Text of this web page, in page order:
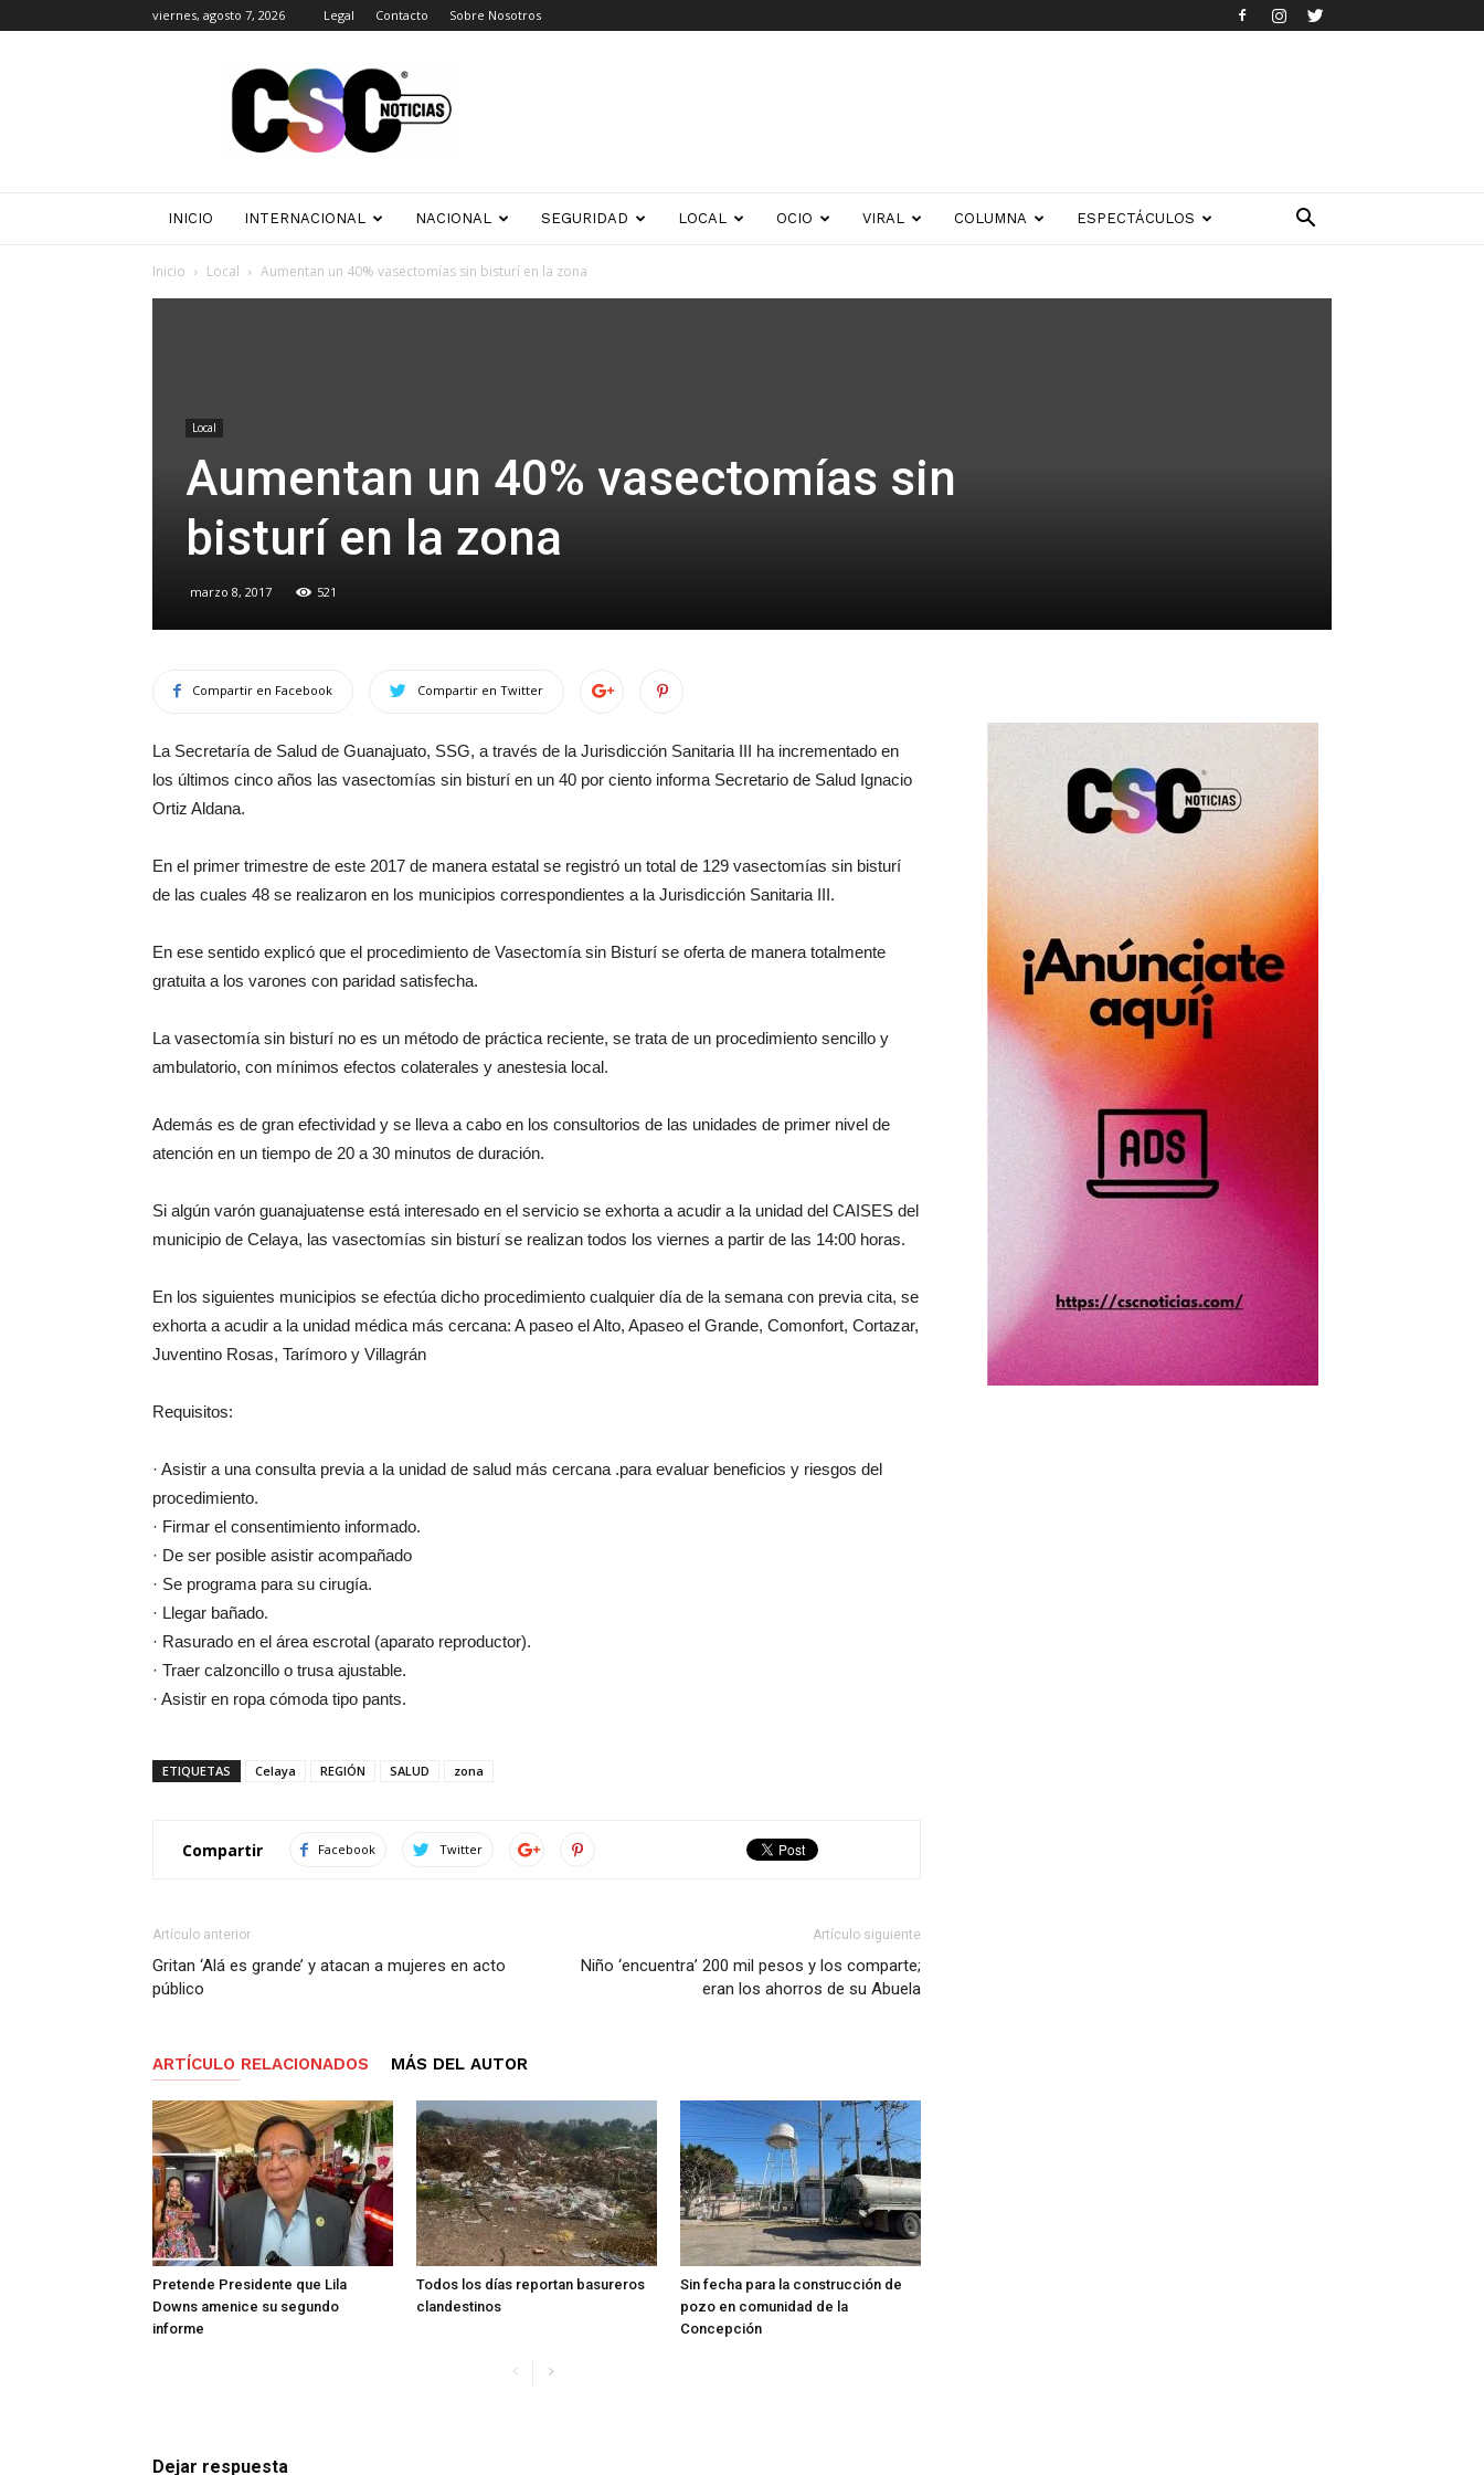
viernes, agosto 7, 2026 Legal Contacto Sobre Nosotros
Noticias
INICIO INTERNACIONAL NACIONAL SEGURIDAD LOCAL OCIO VIRAL COLUMNA ESPECTÁCULOS
Inicio Local Aumentan un 40% vasectomías sin bisturí en la zona
Local
Aumentan un 40% vasectomías sin
bisturí en la zona
marzo 8, 2017 521
Compartir en Facebook Compartir en Twitter
La Secretaría de Salud de Guanajuato, SSG, a través de la Jurisdicción Sanitaria III ha incrementado en
los últimos cinco años las vasectomías sin bisturí en un 40 por ciento informa Secretario de Salud Ignacio
Ortiz Aldana.
En el primer trimestre de este 2017 de manera estatal se registró un total de 129 vasectomías sin bisturí
de las cuales 48 se realizaron en los municipios correspondientes a la Jurisdicción Sanitaria III.
En ese sentido explicó que el procedimiento de Vasectomía sin Bisturí se oferta de manera totalmente
gratuita a los varones con paridad satisfecha.
La vasectomía sin bisturí no es un método de práctica reciente, se trata de un procedimiento sencillo y
ambulatorio, con mínimos efectos colaterales y anestesia local.
Además es de gran efectividad y se lleva a cabo en los consultorios de las unidades de primer nivel de
atención en un tiempo de 20 a 30 minutos de duración.
Si algún varón guanajuatense está interesado en el servicio se exhorta a acudir a la unidad del CAISES del
municipio de Celaya, las vasectomías sin bisturí se realizan todos los viernes a partir de las 14:00 horas.
En los siguientes municipios se efectúa dicho procedimiento cualquier día de la semana con previa cita, se
exhorta a acudir a la unidad médica más cercana: A paseo el Alto, Apaseo el Grande, Comonfort, Cortazar,
Juventino Rosas, Tarímoro y Villagrán
Requisitos:
· Asistir a una consulta previa a la unidad de salud más cercana .para evaluar beneficios y riesgos del
procedimiento.
· Firmar el consentimiento informado.
· De ser posible asistir acompañado
· Se programa para su cirugía.
· Llegar bañado.
· Rasurado en el área escrotal (aparato reproductor).
· Traer calzoncillo o trusa ajustable.
· Asistir en ropa cómoda tipo pants.
ETIQUETAS Celaya REGIÓN SALUD zona
Compartir Facebook Twitter
Artículo anterior
Gritan ‘Alá es grande’ y atacan a mujeres en acto
público
Artículo siguiente
Niño ‘encuentra’ 200 mil pesos y los comparte;
eran los ahorros de su Abuela
ARTÍCULO RELACIONADOS MÁS DEL AUTOR
Pretende Presidente que Lila
Downs amenice su segundo
informe
Todos los días reportan basureros
clandestinos
Sin fecha para la construcción de
pozo en comunidad de la
Concepción
Dejar respuesta